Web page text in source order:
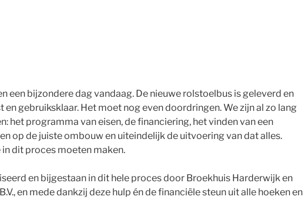
een bijzondere dag vandaag. De nieuwe rolstoelbus is geleverd en
en gebruiksklaar. Het moet nog even doordringen. We zijn al zo lang
het programma van eisen, de financiering, het vinden van een
op de juiste ombouw en uiteindelijk de uitvoering van dat alles.
dit proces moeten maken.
en bijgestaan in dit hele proces door Broekhuis Harderwijk en
en mede dankzij deze hulp én de financiële steun uit alle hoeken en